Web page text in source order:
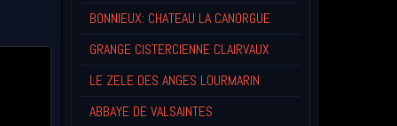
BONNIEUX: CHATEAU LA CANORGUE
GRANGE CISTERCIENNE CLAIRVAUX
LE ZELE DES ANGES LOURMARIN
ABBAYE DE VALSAINTES